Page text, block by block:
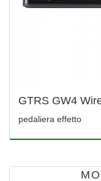
GTRS GW4
pedaliera effetto